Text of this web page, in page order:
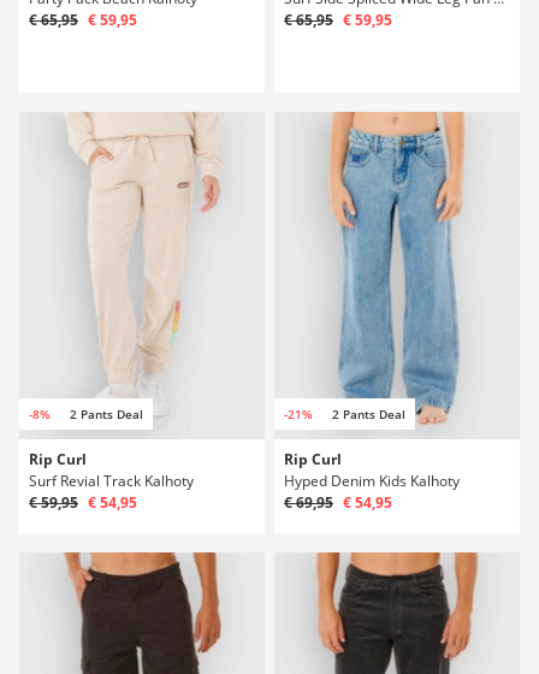
€ 65,95 € 59,95
€ 65,95 € 59,95
-8% 2 Pants Deal
Rip Curl
Surf Revial Track Kalhoty
€ 59,95 € 54,95
-21% 2 Pants Deal
Rip Curl
Hyped Denim Kids Kalhoty
€ 69,95 € 54,95